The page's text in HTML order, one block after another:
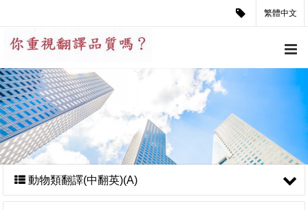
繁體中文
動物類翻譯(中翻英)(A)